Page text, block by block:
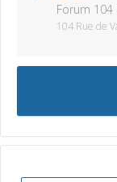
Forum 104
104 Rue de